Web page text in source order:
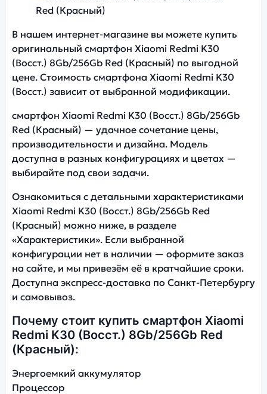
В нашем интернет-магазине вы можете купить
оригинальный смартфон Xiaomi Redmi K30
(Восст.) 8Gb/256Gb Red (Красный) по выгодной
цене. Стоимость смартфона Xiaomi Redmi K30
(Восст.) зависит от выбранной модификации.
смартфон Xiaomi Redmi K30 (Восст.) 8Gb/256Gb
Red (Красный) — удачное сочетание цены,
производительности и дизайна. Модель
доступна в разных конфигурациях и цветах —
выбирайте под свои задачи.
Ознакомиться с детальными характеристиками
Xiaomi Redmi K30 (Восст.) 8Gb/256Gb Red
(Красный) можно ниже, в разделе
«Характеристики». Если выбранной
конфигурации нет в наличии — оформите заказ
на сайте, и мы привезём её в кратчайшие сроки.
Доступна экспресс-доставка по Санкт-Петербургу
и самовывоз.
Почему стоит купить смартфон Xiaomi
Redmi K30 (Восст.) 8Gb/256Gb Red
(Красный):
Энергоемкий аккумулятор
Процессор